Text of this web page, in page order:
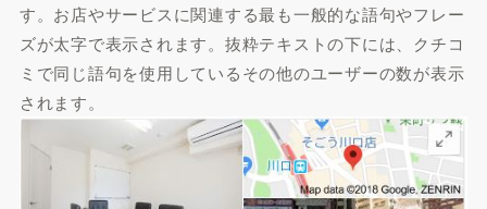
す。お店やサービスに関連する最も一般的な語句やフレー
ズが太字で表示されます。抜粋テキストの下には、クチコ
ミで同じ語句を使用しているその他のユーザーの数が表示
されます。